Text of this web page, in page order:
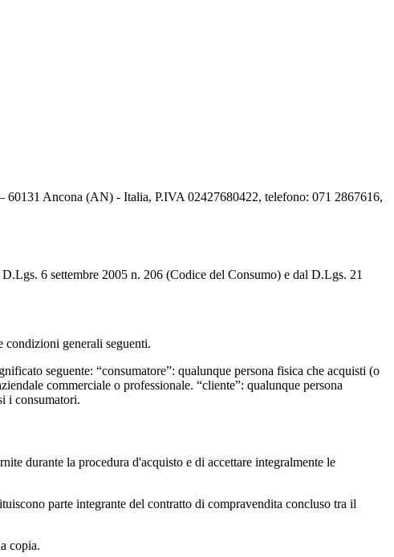
Ancona (AN) - Italia, P.IVA 02427680422, telefono: 071 2867616,
6 settembre 2005 n. 206 (Codice del Consumo) e dal D.Lgs. 21
generali seguenti.
seguente: “consumatore”: qualunque persona fisica che acquisti (o
commerciale o professionale. “cliente”: qualunque persona
i consumatori.
durante la procedura d'acquisto e di accettare integralmente le
parte integrante del contratto di compravendita concluso tra il
copia.